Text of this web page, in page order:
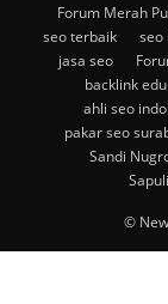
Forum Merah
seo terbaik
seo
jasa seo
backlink edu
ahli seo
pakar seo
Sandi
©